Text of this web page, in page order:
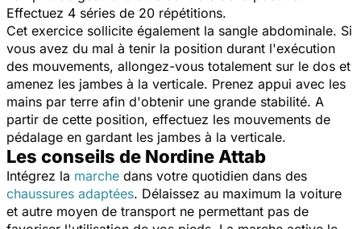
Effectuez 4 séries de 20 répétitions.
Cet exercice sollicite également la sangle abdominale. Si
vous avez du mal à tenir la position durant l'exécution
des mouvements, allongez-vous totalement sur le dos et
amenez les jambes à la verticale. Prenez appui avec les
mains par terre afin d'obtenir une grande stabilité. A
partir de cette position, effectuez les mouvements de
pédalage en gardant les jambes à la verticale.
Les conseils de Nordine Attab
Intégrez la marche dans votre quotidien dans des
chaussures adaptées. Délaissez au maximum la voiture
et autre moyen de transport ne permettant pas de